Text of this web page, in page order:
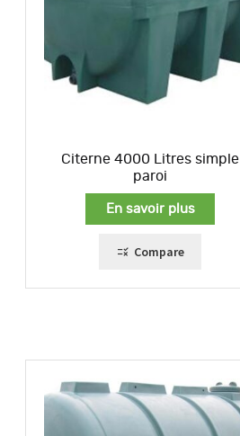
Citerne 4000 Litres simple
paroi
En savoir plus
Compare